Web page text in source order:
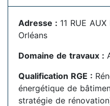
Adresse : 11 RUE
Orléans
Domaine de travaux :
Qualification RGE :
énergétique de
stratégie de